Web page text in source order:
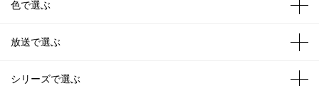
色で選ぶ
放送で選ぶ
シリーズで選ぶ